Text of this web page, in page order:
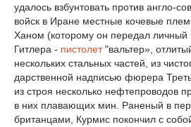
удалось взбунтовать против англо-
войск в Иране местные кочевые
Ханом (которому он передал
Гитлера - пистолет"вальтер»,
нескольких стальных частей, из
дарственной надписью фюрера
из строя несколько нефтепроводов
в них плавающих мин. Раненый в
британцами, Курмис покончил с